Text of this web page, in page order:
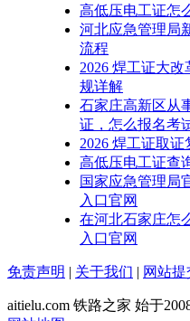
高低压电工证怎
河北应急管理局
流程
2026 焊工证大
规详解
石家庄高新区从
证，怎么报名考
2026 焊工证取
高低压电工证查
国家应急管理局
入口官网
在河北石家庄怎
入口官网
免责声明 | 关于我们 | 网站提
aitielu.com 铁路之家 始于